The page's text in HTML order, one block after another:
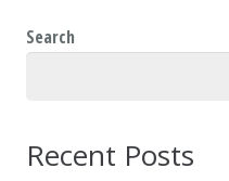
Search
Recent Posts